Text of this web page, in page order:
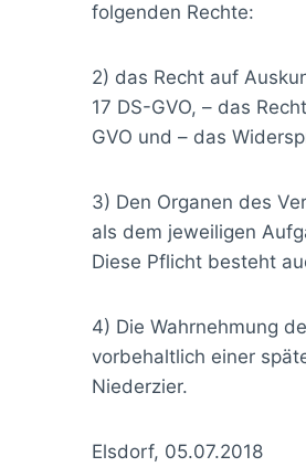
folgenden Rechte:
2) das Recht auf
17 DS-GVO, – das
GVO und – das
3) Den Organen des
als dem jeweiligen
Diese Pflicht besteht
4) Die Wahrnehmung
vorbehaltlich einer
Niederzier.
Elsdorf, 05.07.2018